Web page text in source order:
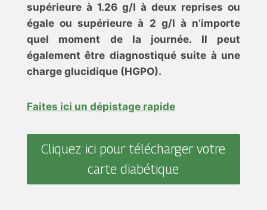
supérieure à 1.26 g/l à deux reprises ou
égale ou supérieure à 2 g/l à n’importe
quel moment de la journée. Il peut
également être diagnostiqué suite à une
charge glucidique (HGPO).
Faites ici un dépistage rapide
Cliquez ici pour télécharger votre
carte diabétique